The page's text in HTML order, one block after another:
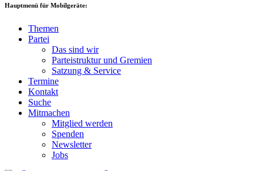
Hauptmenü für Mobilgeräte:
Themen
Partei
Das sind wir
Parteistruktur und Gremien
Satzung & Service
Termine
Kontakt
Suche
Mitmachen
Mitglied werden
Spenden
Newsletter
Jobs